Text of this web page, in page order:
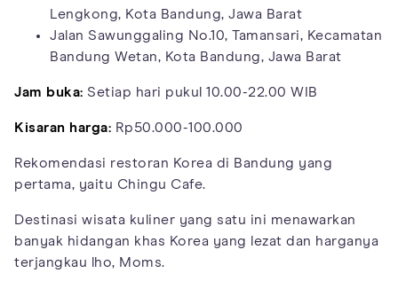
Lengkong, Kota Bandung, Jawa Barat
Jalan Sawunggaling No.10, Tamansari, Kecamatan
Bandung Wetan, Kota Bandung, Jawa Barat
Jam buka: Setiap hari pukul 10.00-22.00 WIB
Kisaran harga: Rp50.000-100.000
Rekomendasi restoran Korea di Bandung yang
pertama, yaitu Chingu Cafe.
Destinasi wisata kuliner yang satu ini menawarkan
banyak hidangan khas Korea yang lezat dan harganya
terjangkau lho, Moms.